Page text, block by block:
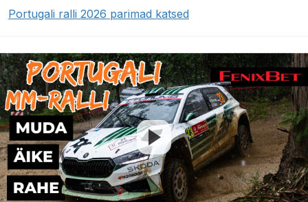
Portugali ralli 2026 parimad katsed